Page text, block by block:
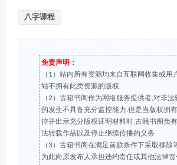
八字课程
免责声明：
（1）站内所有资源均来自互联网收集或用
站不拥有此类资源的版权
（2）古籍书阁作为网络服务提供者,对非法
的发生不具备充分监控能力.但是当版权拥
控并出示充分版权证明材料时,古籍书阁负
法转载作品以及停止继续传播的义务
（3）古籍书阁在满足前款条件下采取移除
为此向原发布人承担违约责任或其他法律